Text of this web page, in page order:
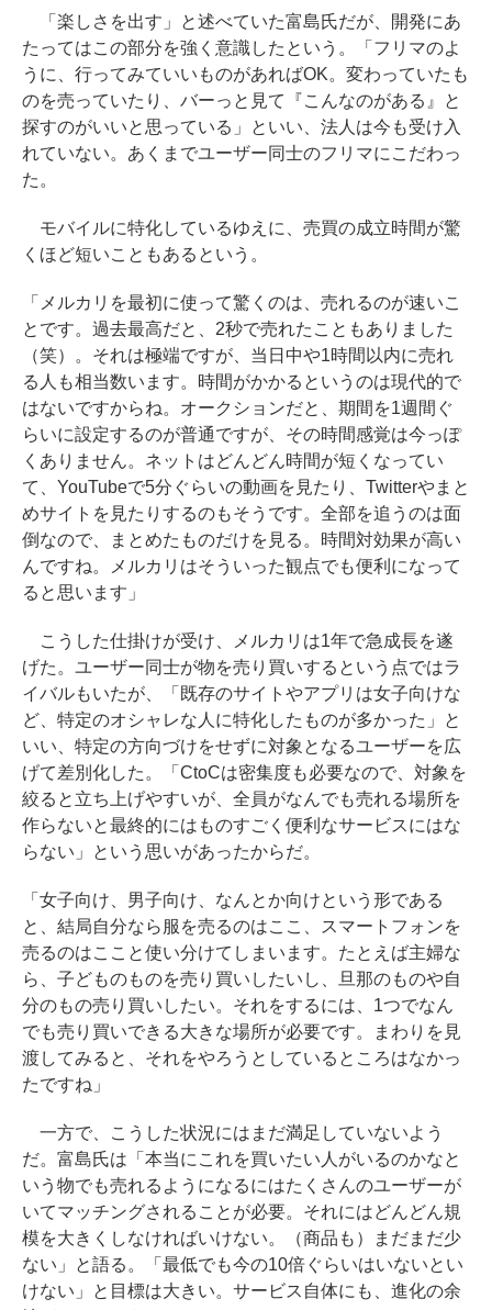
「楽しさを出す」と述べていた富島氏だが、開発にあ
たってはこの部分を強く意識したという。「フリマのよ
うに、行ってみていいものがあればOK。変わっていたも
のを売っていたり、バーっと見て『こんなのがある』と
探すのがいいと思っている」といい、法人は今も受け入
れていない。あくまでユーザー同士のフリマにこだわっ
た。
モバイルに特化しているゆえに、売買の成立時間が驚
くほど短いこともあるという。
「メルカリを最初に使って驚くのは、売れるのが速いこ
とです。過去最高だと、2秒で売れたこともありました
（笑）。それは極端ですが、当日中や1時間以内に売れ
る人も相当数います。時間がかかるというのは現代的で
はないですからね。オークションだと、期間を1週間ぐ
らいに設定するのが普通ですが、その時間感覚は今っぽ
くありません。ネットはどんどん時間が短くなってい
て、YouTubeで5分ぐらいの動画を見たり、Twitterやまと
めサイトを見たりするのもそうです。全部を追うのは面
倒なので、まとめたものだけを見る。時間対効果が高い
んですね。メルカリはそういった観点でも便利になって
ると思います」
こうした仕掛けが受け、メルカリは1年で急成長を遂
げた。ユーザー同士が物を売り買いするという点ではラ
イバルもいたが、「既存のサイトやアプリは女子向けな
ど、特定のオシャレな人に特化したものが多かった」と
いい、特定の方向づけをせずに対象となるユーザーを広
げて差別化した。「CtoCは密集度も必要なので、対象を
絞ると立ち上げやすいが、全員がなんでも売れる場所を
作らないと最終的にはものすごく便利なサービスにはな
らない」という思いがあったからだ。
「女子向け、男子向け、なんとか向けという形である
と、結局自分なら服を売るのはここ、スマートフォンを
売るのはここと使い分けてしまいます。たとえば主婦な
ら、子どものものを売り買いしたいし、旦那のものや自
分のもの売り買いしたい。それをするには、1つでなん
でも売り買いできる大きな場所が必要です。まわりを見
渡してみると、それをやろうとしているところはなかっ
たですね」
一方で、こうした状況にはまだ満足していないよう
だ。富島氏は「本当にこれを買いたい人がいるのかなと
いう物でも売れるようになるにはたくさんのユーザーが
いてマッチングされることが必要。それにはどんどん規
模を大きくしなければいけない。（商品も）まだまだ少
ない」と語る。「最低でも今の10倍ぐらいはいないとい
けない」と目標は大きい。サービス自体にも、進化の余